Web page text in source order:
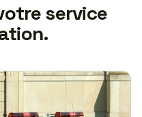
service